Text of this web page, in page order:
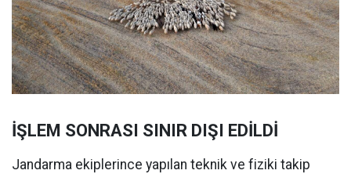
İŞLEM SONRASI SINIR DIŞI EDİLDİ
Jandarma ekiplerince yapılan teknik ve fiziki takip